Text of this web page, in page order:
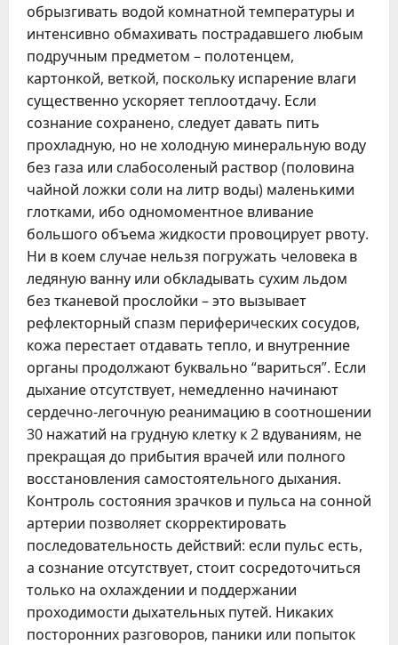
обрызгивать водой комнатной температуры и
интенсивно обмахивать пострадавшего любым
подручным предметом – полотенцем,
картонкой, веткой, поскольку испарение влаги
существенно ускоряет теплоотдачу. Если
сознание сохранено, следует давать пить
прохладную, но не холодную минеральную воду
без газа или слабосоленый раствор (половина
чайной ложки соли на литр воды) маленькими
глотками, ибо одномоментное вливание
большого объема жидкости провоцирует рвоту.
Ни в коем случае нельзя погружать человека в
ледяную ванну или обкладывать сухим льдом
без тканевой прослойки – это вызывает
рефлекторный спазм периферических сосудов,
кожа перестает отдавать тепло, и внутренние
органы продолжают буквально “вариться”. Если
дыхание отсутствует, немедленно начинают
сердечно-легочную реанимацию в соотношении
30 нажатий на грудную клетку к 2 вдуваниям, не
прекращая до прибытия врачей или полного
восстановления самостоятельного дыхания.
Контроль состояния зрачков и пульса на сонной
артерии позволяет скорректировать
последовательность действий: если пульс есть,
а сознание отсутствует, стоит сосредоточиться
только на охлаждении и поддержании
проходимости дыхательных путей. Никаких
посторонних разговоров, паники или попыток